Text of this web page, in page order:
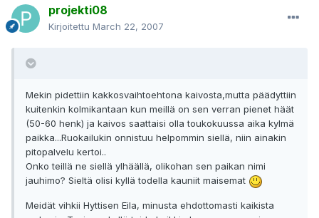
projekti08
Kirjoitettu March 22, 2007
Mekin pidettiin kakkosvaihtoehtona kaivosta,mutta päädyttiin
kuitenkin kolmikantaan kun meillä on sen verran pienet häät
(50-60 henk) ja kaivos saattaisi olla toukokuussa aika kylmä
paikka...Ruokailukin onnistuu helpommin siellä, niin ainakin
pitopalvelu kertoi..
Onko teillä ne siellä ylhäällä, olikohan sen paikan nimi
jauhimo? Sieltä olisi kyllä todella kauniit maisemat
Meidät vihkii Hyttisen Eila, minusta ehdottomasti kaikista